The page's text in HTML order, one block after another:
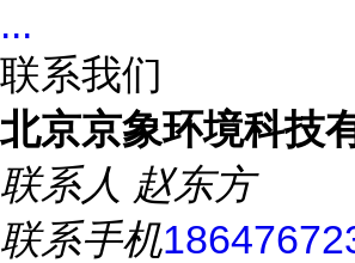
...
联系我们
北京京象环境科技
联系人 赵东方
联系手机